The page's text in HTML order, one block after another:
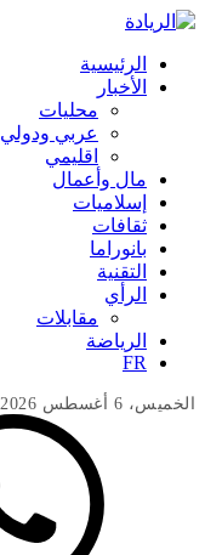
الرئيسية
الأخبار
محليات
عربي ودولي
اقليمي
مال وأعمال
إسلاميات
ثقافات
بانوراما
التقنية
الرأي
مقابلات
الرياضة
FR
الخميس، 6 أغسطس 2026